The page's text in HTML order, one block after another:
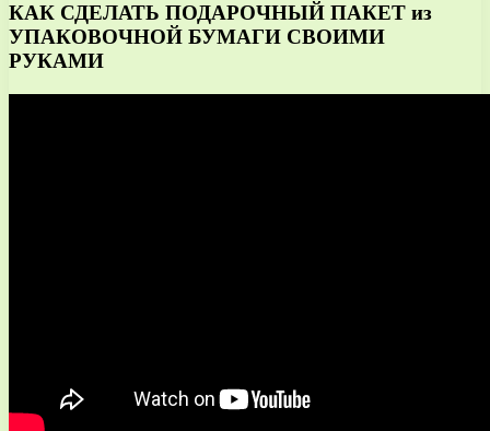
КАК СДЕЛАТЬ ПОДАРОЧНЫЙ ПАКЕТ из
УПАКОВОЧНОЙ БУМАГИ СВОИМИ
РУКАМИ